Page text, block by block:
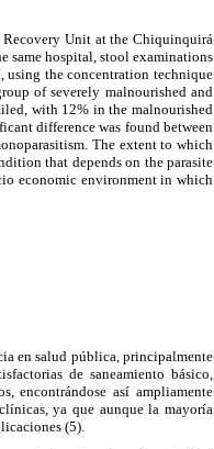
Unit at the Chiquinquirá
same hospital, stool examinations
using the concentration technique
of severely malnourished and
with 12% in the malnourished
difference was found between
The extent to which
that depends on the parasite
economic environment in which
en salud pública, principalmente
de saneamiento básico,
encontrándose así ampliamente
ya que aunque la mayoría
(5).